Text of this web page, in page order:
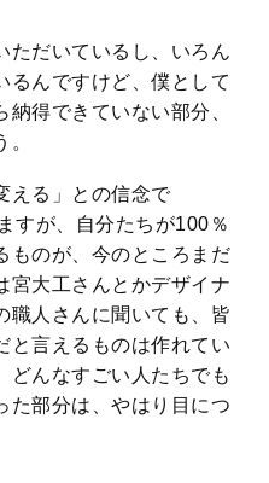
ただいているし、いろん
るんですけど、僕として
得できていない部分、
える」との信念で
すが、自分たちが100％
のが、今のところまだ
宮大工さんとかデザイナ
職人さんに聞いても、皆
と言えるものは作れてい
どんなすごい人たちでも
た部分は、やはり目につ